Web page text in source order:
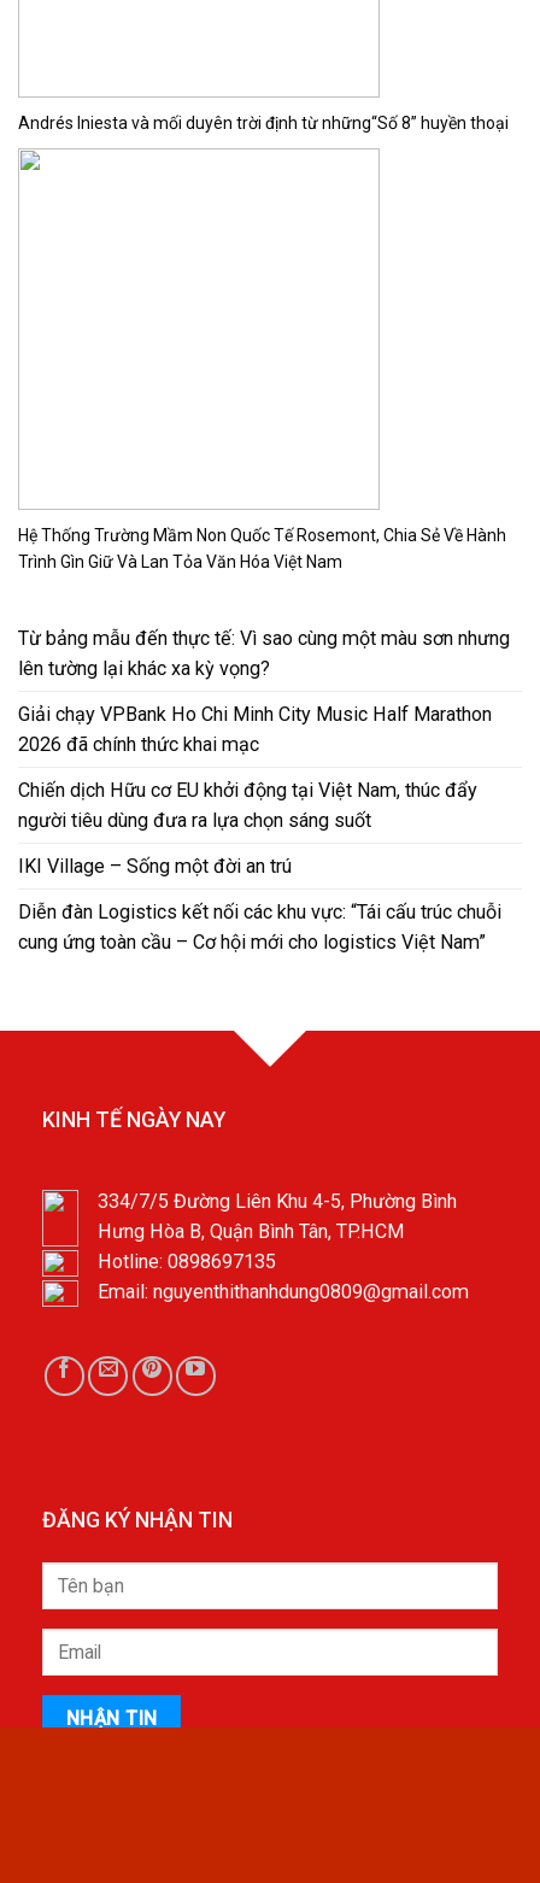
Andrés Iniesta và mối duyên trời định từ những“Số 8” huyền thoại
Hệ Thống Trường Mầm Non Quốc Tế Rosemont, Chia Sẻ Về Hành
Trình Gìn Giữ Và Lan Tỏa Văn Hóa Việt Nam
Từ bảng mẫu đến thực tế: Vì sao cùng một màu sơn nhưng
lên tường lại khác xa kỳ vọng?
Giải chạy VPBank Ho Chi Minh City Music Half Marathon
2026 đã chính thức khai mạc
Chiến dịch Hữu cơ EU khởi động tại Việt Nam, thúc đẩy
người tiêu dùng đưa ra lựa chọn sáng suốt
IKI Village – Sống một đời an trú
Diễn đàn Logistics kết nối các khu vực: “Tái cấu trúc chuỗi
cung ứng toàn cầu – Cơ hội mới cho logistics Việt Nam”
KINH TẾ NGÀY NAY
334/7/5 Đường Liên Khu 4-5, Phường Bình
Hưng Hòa B, Quận Bình Tân, TP.HCM
Hotline: 0898697135
Email: nguyenthithanhdung0809@gmail.com
ĐĂNG KÝ NHẬN TIN